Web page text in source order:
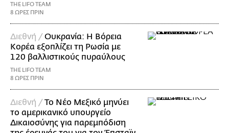
THE LIFO TEAM
8 ΩΡΕΣ ΠΡΙΝ
Διεθνή /Ουκρανία: Η Βόρεια
Κορέα εξοπλίζει τη Ρωσία με
120 βαλλιστικούς πυραύλους
THE LIFO TEAM
8 ΩΡΕΣ ΠΡΙΝ
Διεθνή /Το Νέο Μεξικό μηνύει
το αμερικανικό υπουργείο
Δικαιοσύνης για παρεμπόδιση